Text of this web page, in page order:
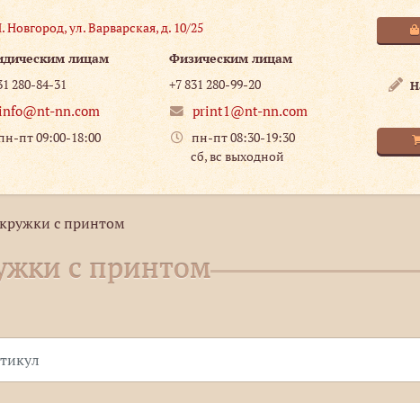
Новгород,ул. Варварская, д. 10/25
лицам
280-84-31
nn.com
пт 09:00-18:00
Физическим лицам
+7 831 280-99-20
print1@nt-nn.com
пн-пт 08:30-19:30
сб, вс выходной
с принтом
с принтом